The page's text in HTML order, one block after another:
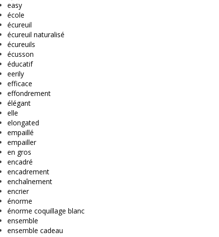
easy
école
écureuil
écureuil naturalisé
écureuils
écusson
éducatif
eerily
efficace
effondrement
élégant
elle
elongated
empaillé
empailler
en gros
encadré
encadrement
enchaînement
encrier
énorme
énorme coquillage blanc
ensemble
ensemble cadeau